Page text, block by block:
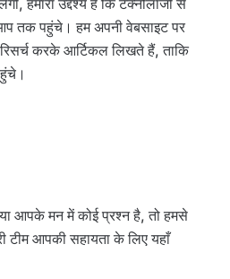
तक पहुंचे। हम अपनी वेबसाइट पर
करके आर्टिकल लिखते हैं, ताकि
आपके मन में कोई प्रश्न है, तो हमसे
टीम आपकी सहायता के लिए यहाँ